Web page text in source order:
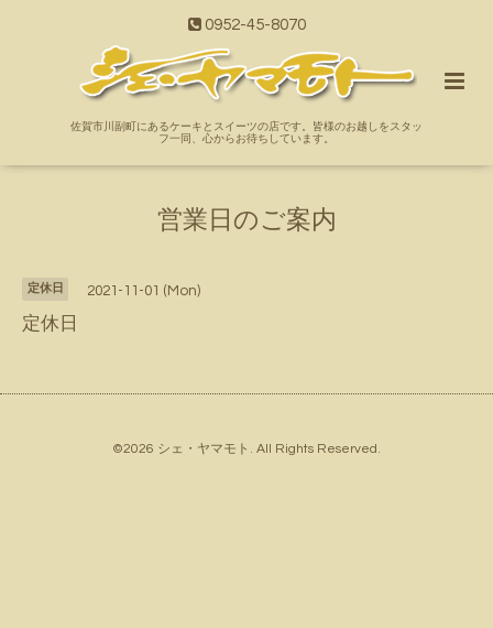
0952-45-8070
佐賀市川副町にあるケーキとスイーツの店です。皆様のお越しをスタッ
フ一同、心からお待ちしています。
営業日のご案内
定休日 2021-11-01 (Mon)
定休日
©2026 シェ・ヤマモト . All Rights Reserved.